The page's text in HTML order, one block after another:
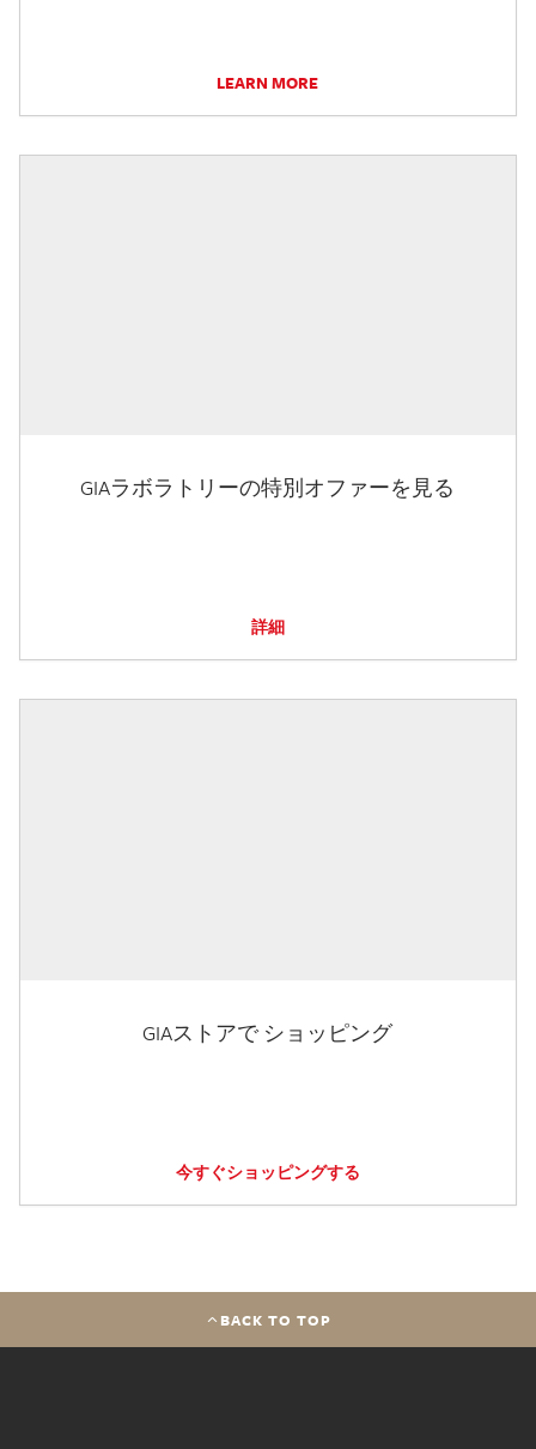
LEARN MORE
GIAラボラトリーの特別オファーを見る
詳細
GIAストアで ショッピング
今すぐショッピングする
BACK TO TOP